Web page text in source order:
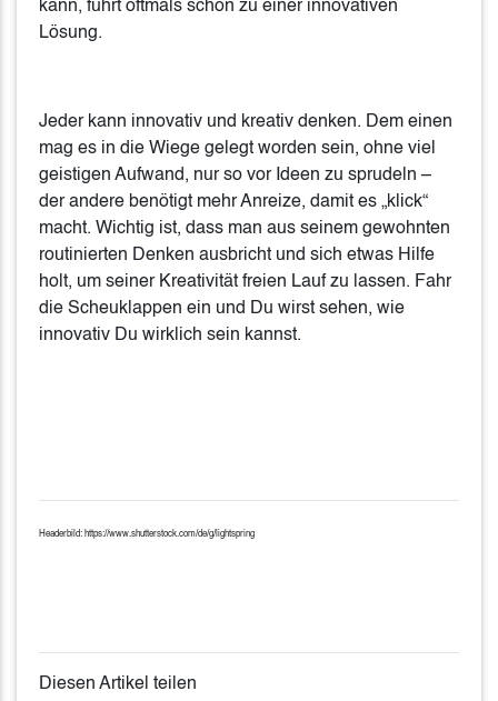
kann, führt oftmals schon zu einer innovativen
Lösung.
Jeder kann innovativ und kreativ denken. Dem einen
mag es in die Wiege gelegt worden sein, ohne viel
geistigen Aufwand, nur so vor Ideen zu sprudeln –
der andere benötigt mehr Anreize, damit es „klick“
macht. Wichtig ist, dass man aus seinem gewohnten
routinierten Denken ausbricht und sich etwas Hilfe
holt, um seiner Kreativität freien Lauf zu lassen. Fahr
die Scheuklappen ein und Du wirst sehen, wie
innovativ Du wirklich sein kannst.
Headerbild: https://www.shutterstock.com/de/g/lightspring
Diesen Artikel teilen